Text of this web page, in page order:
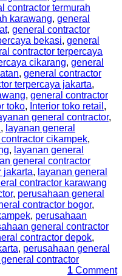
contractor termurah
karawang, general
, general contractor
bekasi, general
contractor terpercaya
cikarang, general
, general contractor
terpercaya jakarta,
, general contractor
toko, Interior toko retail ,
general contractor,
, layanan general
cikampek,
, layanan general
general contractor
jakarta, layanan general
contractor karawang
, perusahaan general
contractor bogor,
, perusahaan
general contractor
contractor depok,
, perusahaan general
contractor
1 Comment